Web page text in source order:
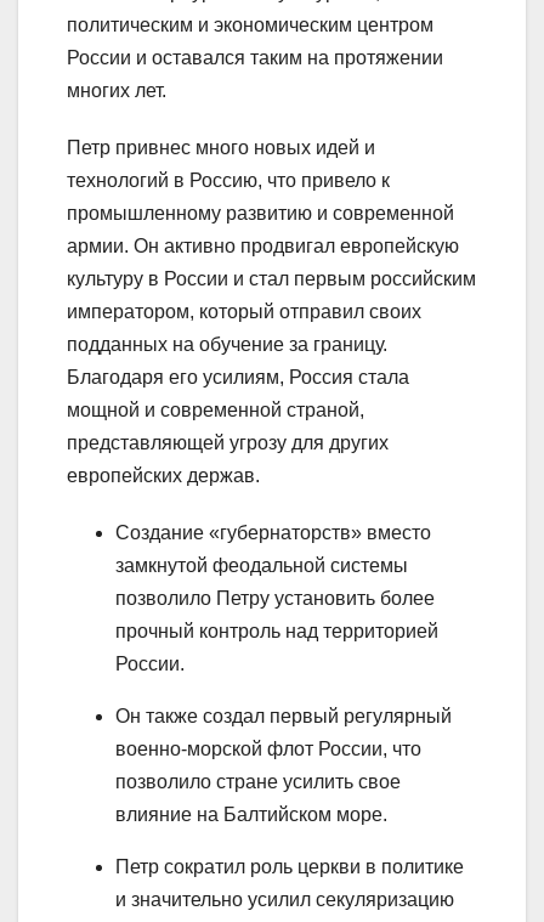
политическим и экономическим центром
России и оставался таким на протяжении
многих лет.
Петр привнес много новых идей и
технологий в Россию, что привело к
промышленному развитию и современной
армии. Он активно продвигал европейскую
культуру в России и стал первым российским
императором, который отправил своих
подданных на обучение за границу.
Благодаря его усилиям, Россия стала
мощной и современной страной,
представляющей угрозу для других
европейских держав.
Создание «губернаторств» вместо
замкнутой феодальной системы
позволило Петру установить более
прочный контроль над территорией
России.
Он также создал первый регулярный
военно-морской флот России, что
позволило стране усилить свое
влияние на Балтийском море.
Петр сократил роль церкви в политике
и значительно усилил секуляризацию